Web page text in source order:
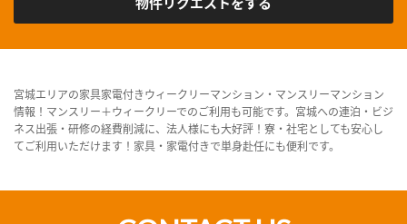
宮城エリアの家具家電付きウィークリーマンション・マンスリーマンション
情報！マンスリー＋ウィークリーでのご利用も可能です。宮城への連泊・ビジ
ネス出張・研修の経費削減に、法人様にも大好評！寮・社宅としても安心し
てご利用いただけます！家具・家電付きで単身赴任にも便利です。